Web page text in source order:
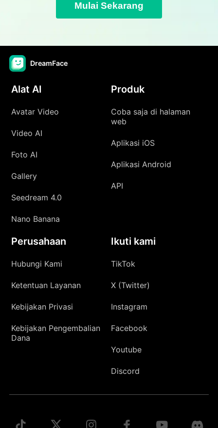
Mulai Sekarang
DreamFace
Alat AI
Avatar Video
Video AI
Foto AI
Gallery
Seedream 4.0
Nano Banana
Produk
Coba saja di halaman
web
Aplikasi iOS
Aplikasi Android
API
Perusahaan
Hubungi Kami
Ketentuan Layanan
Kebijakan Privasi
Kebijakan Pengembalian
Dana
Ikuti kami
TikTok
X (Twitter)
Instagram
Facebook
Youtube
Discord